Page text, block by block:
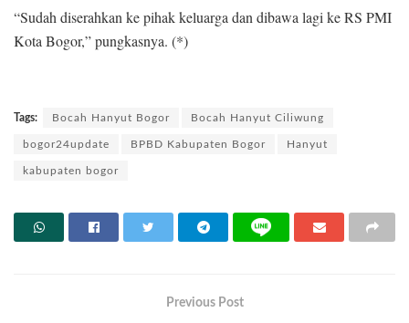
“Sudah diserahkan ke pihak keluarga dan dibawa lagi ke RS PMI
Kota Bogor,” pungkasnya. (*)
Tags: Bocah Hanyut Bogor Bocah Hanyut Ciliwung
bogor24update BPBD Kabupaten Bogor Hanyut
kabupaten bogor
Previous Post